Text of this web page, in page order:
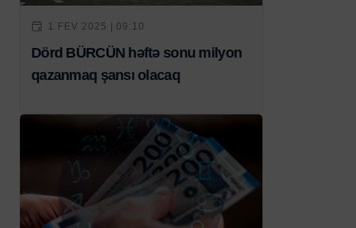
1 FEV 2025 | 09:10
Dörd BÜRCÜN həftə sonu milyon
qazanmaq şansı olacaq